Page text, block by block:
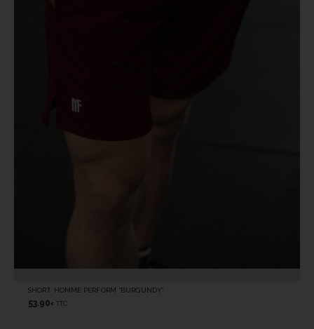
SHORT HOMME PERFORM “BURGUNDY”
53.90 € TTC